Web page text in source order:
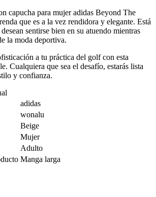
capucha para mujer adidas Beyond The
que es a la vez rendidora y elegante. Está
sentirse bien en su atuendo mientras
la moda deportiva.
a tu práctica del golf con esta
Cualquiera que sea el desafío, estarás lista
y confianza.
adidas
wonalu
Beige
Mujer
Adulto
Manga larga